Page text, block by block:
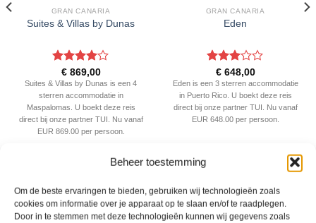
Beheer toestemming
Om de beste ervaringen te bieden, gebruiken wij technologieën zoals
cookies om informatie over je apparaat op te slaan en/of te raadplegen.
Door in te stemmen met deze technologieën kunnen wij gegevens zoals
GRAN CANARIA
Suites & Villas by Dunas
Gewaardeerd
4uit 5
€869,00
Suites & Villas by Dunas is een 4
sterren accommodatie in
Maspalomas. U boekt deze reis
direct bij onze partner TUI. Nu vanaf
EUR 869.00 per persoon.
PRIJZEN EN BOEKEN
GRAN CANARIA
Eden
Gewaardeerd
3uit 5
€648,00
Eden is een 3 sterren accommodatie
in Puerto Rico. U boekt deze reis
direct bij onze partner TUI. Nu vanaf
EUR 648.00 per persoon.
PRIJZEN EN BOEKEN
WAT ZE OVER ONS ZEGGEN